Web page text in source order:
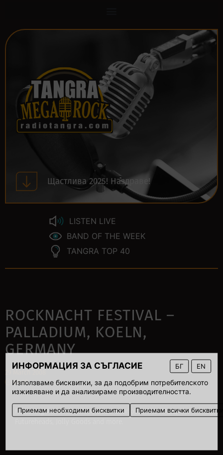
ИНФОРМАЦИЯ ЗА СЪГЛАСИЕ БГ EN
Използваме бисквитки, за да подобрим потребителското
изживяване и да анализираме производителността.
Приемам необходими бисквитки Приемам всички
Щастлива 2025! Наздраве!
LISTEN LIVE
BAND OF THE WEEK
TANGRA TOP 40
ROCKNACHT FESTIVAL –
PALLADIUM, KOELN,
GERMANY
00:00
Featuring Velvet Revolver, Good Charlotte, The Hives, The